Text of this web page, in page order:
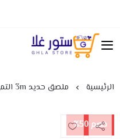
ستور غلا
الرئيسية ملصق حديد 3m التميمي
خصم 50%